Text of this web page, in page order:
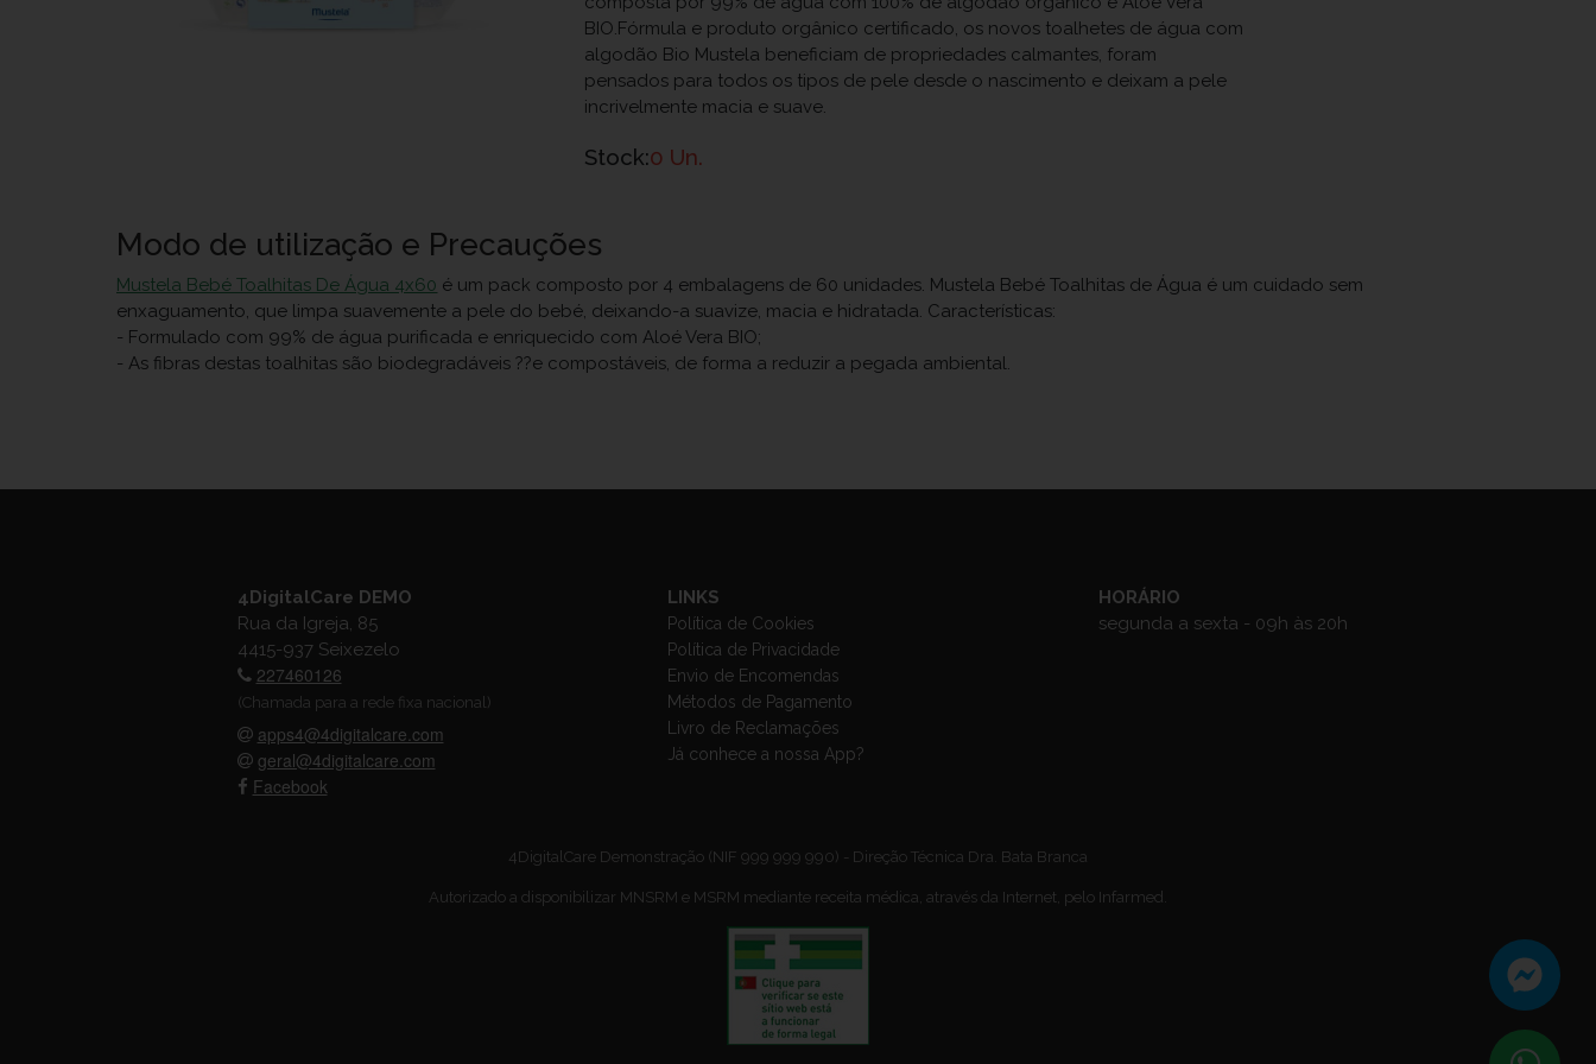
BIO.Fórmula e produto orgânico certificado, os novos toalhetes de água com
algodão Bio Mustela beneficiam de propriedades calmantes, foram
pensados para todos os tipos de pele desde o nascimento e deixam a pele
incrivelmente macia e suave.
Stock:0 Un.
Modo de utilização e Precauções
Mustela Bebé Toalhitas De Água 4x60 é um pack composto por 4 embalagens de 60 unidades. Mustela Bebé Toalhitas de Água é um cuidado sem
enxaguamento, que limpa suavemente a pele do bebé, deixando-a suavize, macia e hidratada. Características:
- Formulado com 99% de água purificada e enriquecido com Aloé Vera BIO;
- As fibras destas toalhitas são biodegradáveis ??e compostáveis, de forma a reduzir a pegada ambiental.
4DigitalCare DEMO
Rua da Igreja, 85
4415-937 Seixezelo
227460126
(Chamada para a rede fixa nacional)
apps4@4digitalcare.com
geral@4digitalcare.com
Facebook
LINKS
Política de Cookies
Política de Privacidade
Envio de Encomendas
Métodos de Pagamento
Livro de Reclamações
Já conhece a nossa App?
HORÁRIO
segunda a sexta - 09h às 20h
4DigitalCare Demonstração (NIF 999 999 990) - Direção Técnica Dra. Bata Branca
Autorizado a disponibilizar MNSRM e MSRM mediante receita médica, através da Internet, pelo Infarmed.